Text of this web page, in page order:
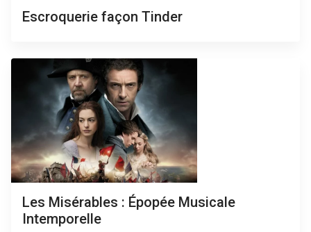
Escroquerie façon Tinder
Les Misérables : Épopée Musicale
Intemporelle